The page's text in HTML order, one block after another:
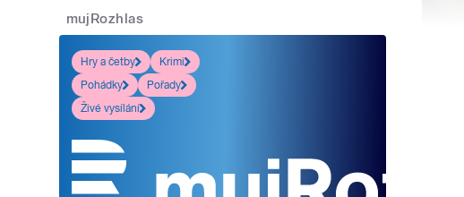
mujRozhlas
Hry a četby
Krimi
Pohádky
Pořady
Živé vysílání